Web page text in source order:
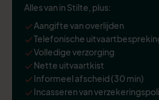
Alles van in Stilte, plus:
Aangifte van overlijden
Telefonische
Volledige verzorging
Nette uitvaartkist
Informeel afscheid (30 min)
Incasseren van